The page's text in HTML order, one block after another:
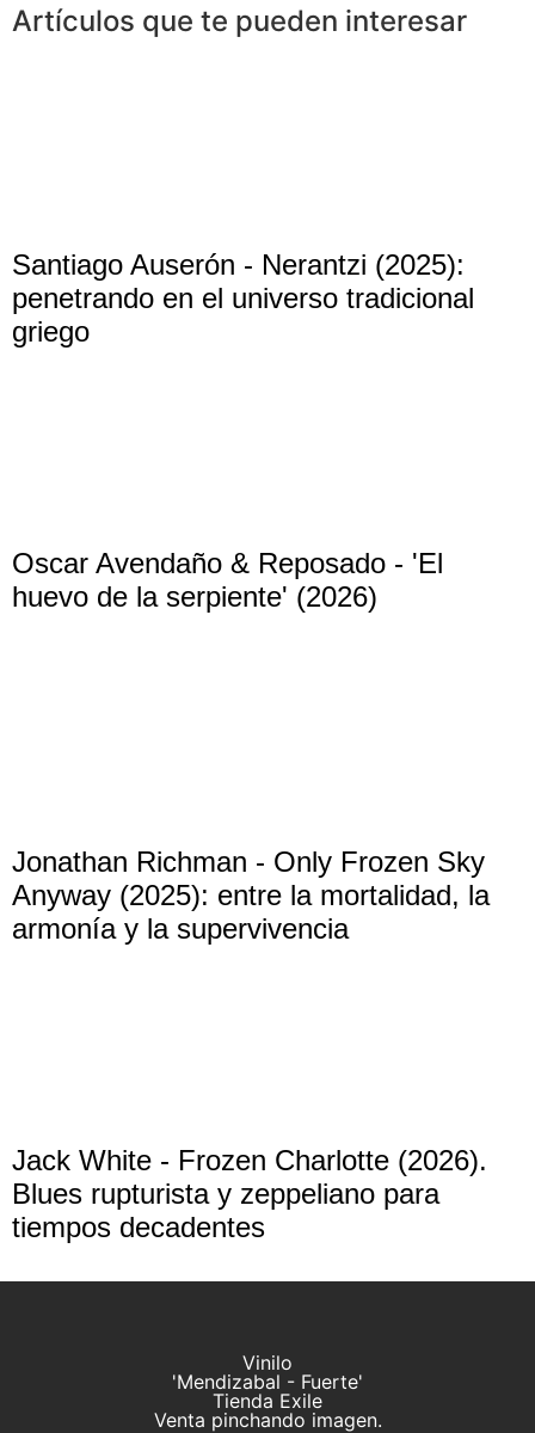
Artículos que te pueden interesar
Santiago Auserón - Nerantzi (2025):
penetrando en el universo tradicional
griego
Oscar Avendaño & Reposado - 'El
huevo de la serpiente' (2026)
Jonathan Richman - Only Frozen Sky
Anyway (2025): entre la mortalidad, la
armonía y la supervivencia
Jack White - Frozen Charlotte (2026).
Blues rupturista y zeppeliano para
tiempos decadentes
Vinilo
'Mendizabal - Fuerte'
Tienda Exile
Venta pinchando imagen.